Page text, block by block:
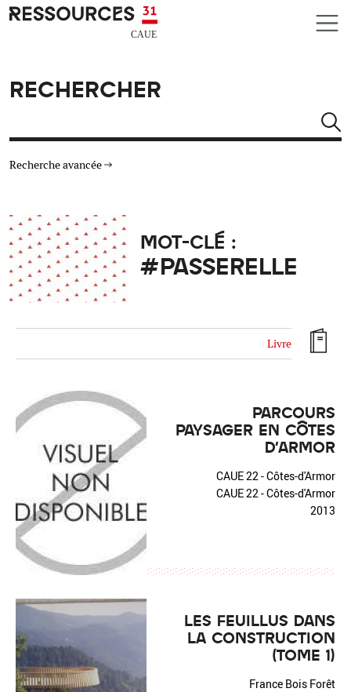
Aller au contenu principal
CAUE RESSOURCES 31
RECHERCHER
Recherche avancée
TYPE DE RESSOURCES
MATÉRIAUX
Réinitialiser Fermer la recherche avancée
MOT-CLÉ :
#PASSERELLE
Livre
PARCOURS
PAYSAGER EN CÔTES
D'ARMOR
CAUE 22 - Côtes-d'Armor
CAUE 22 - Côtes-d'Armor
2013
LES FEUILLUS DANS
LA CONSTRUCTION
(TOME 1)
France Bois Forêt